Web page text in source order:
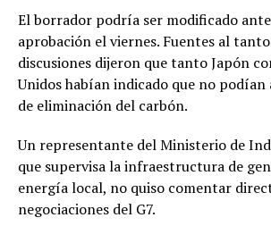
El borrador podría ser modificado
aprobación el viernes. Fuentes al
discusiones dijeron que tanto Japón
Unidos habían indicado que no podían
de eliminación del carbón.
Un representante del Ministerio de
que supervisa la infraestructura de
energía local, no quiso comentar
negociaciones del G7.